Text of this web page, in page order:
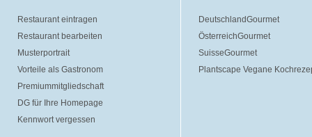
Restaurant eintragen
Restaurant bearbeiten
Musterportrait
Vorteile als Gastronom
Premiummitgliedschaft
DG für Ihre Homepage
Kennwort vergessen
DeutschlandGourmet
ÖsterreichGourmet
SuisseGourmet
Plantscape Vegane